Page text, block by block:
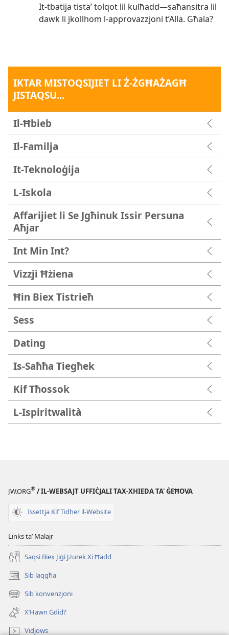
It-tbatija tistaʼ tolqot lil kulħadd—saħansitra lil
dawk li jkollhom l-approvazzjoni t’Alla. Għala?
IKTAR MISTOQSIJIET LI Ż-ŻGĦAŻAGĦ
JISTAQSU...
Il-Ħbieb
Il-Familja
It-Teknoloġija
L-Iskola
Affarijiet li Se Jgħinuk Issir Persuna
Aħjar
Int Min Int?
Vizzji Ħżiena
Ħin Biex Tistrieħ
Sess
Dating
Is-Saħħa Tiegħek
Kif Tħossok
L-Ispiritwalità
JW.ORG® / IL-WEBSAJT UFFIĊJALI TAX-XHIEDA TA' ĠEĦOVA
Issettja Kif Tidher il-Website
Links taʼ Malajr
Saqsi Biex Jiġi Jżurek Xi Ħadd
Sib laqgħa
(opens
new
window)
Sib konvenzjoni
(opens
new
window)
X’Hawn Ġdid?
Vidjows